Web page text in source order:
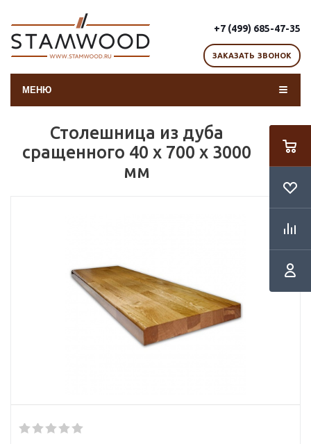
+7 (499) 685-47-35
ЗАКАЗАТЬ ЗВОНОК
МЕНЮ
Столешница из дуба
сращенного 40 х 700 х 3000
мм